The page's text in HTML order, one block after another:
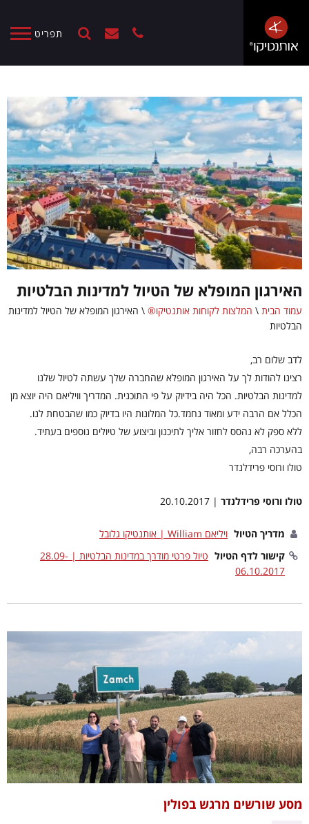
תפריט
האירגון המופלא של הטיול למדינות הבלטיות
עמוד הבית \ המלצות לקוחות אותנטיקו® \ האירגון המופלא של הטיול למדינות
הבלטיות
לדב שלום רב,
רצינו להודות לך על האירגון המופלא שהחברה שלך עשתה לטיול שלנו
למדינות הבלטיות. הכל היה בידיוק על פי התוכנית. המדריך וויליאם היה יוצא מן
הכלל אם הרבה ידע ומאוד נחמד.כל המלונות היו בדיוק כמו שהבטחת לנו.
ללא ספק לא נהסס לחזור אליך לתיכנון וביצוע של טיולים נוספים בעתיד.
בהערכה רבה,
טולו ורוסי פרידלנדר
טולו ורוסי פרידלנדר | 20.10.2017
מדריך הטיול ויליאם William | אותנטיקו גלובל
קישור לדף הטיול
טיול פרטי מודרך במדינות הבלטיות | 28.09-
06.10.2017
מסע שורשים מרגש בפולין